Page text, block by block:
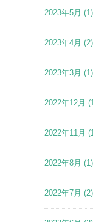
2023年5月 (1)
2023年4月 (2)
2023年3月 (1)
2022年12月
2022年11月
2022年8月 (1)
2022年7月 (2)